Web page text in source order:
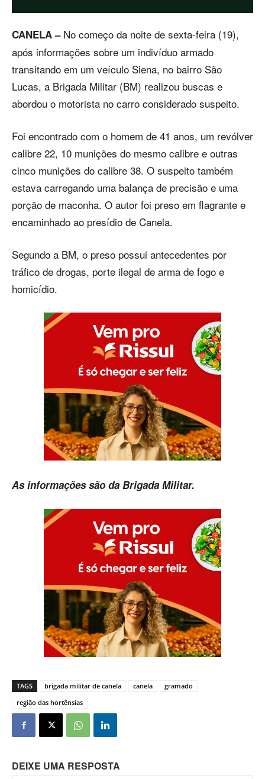
CANELA –No começo da noite de sexta-feira (19),
após informações sobre um indivíduo armado
transitando em um veículo Siena, no bairro São
Lucas, a Brigada Militar (BM) realizou buscas e
abordou o motorista no carro considerado suspeito.
Foi encontrado com o homem de 41 anos, um revólver
calibre 22, 10 munições do mesmo calibre e outras
cinco munições do calibre 38. O suspeito também
estava carregando uma balança de precisão e uma
porção de maconha. O autor foi preso em flagrante e
encaminhado ao presídio de Canela.
Segundo a BM, o preso possui antecedentes por
tráfico de drogas, porte ilegal de arma de fogo e
homicídio.
As informações são da Brigada Militar.
TAGS brigada militar de canela canela
gramado
região das hortênsias
DEIXE UMA RESPOSTA